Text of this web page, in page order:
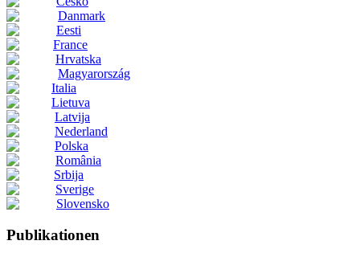
Danmark
Eesti
France
Hrvatska
Magyarország
Italia
Lietuva
Latvija
Nederland
Polska
România
Srbija
Sverige
Slovensko
Publikationen